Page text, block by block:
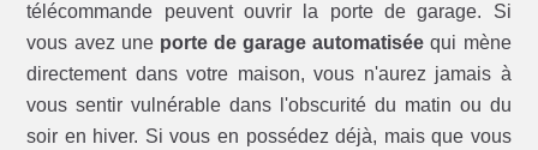
télécommande peuvent ouvrir la porte de garage. Si
vous avez une porte de garage automatisée qui mène
directement dans votre maison, vous n'aurez jamais à
vous sentir vulnérable dans l'obscurité du matin ou du
soir en hiver. Si vous en possédez déjà, mais que vous